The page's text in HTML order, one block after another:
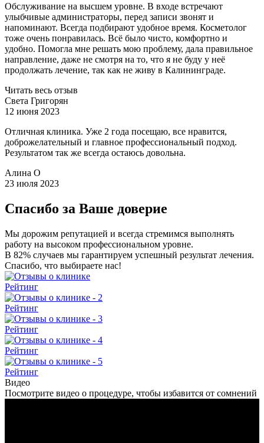
Обслуживание на высшем уровне. В входе встречают
улыбчивые администраторы, перед записи звонят и
напоминают. Всегда подбирают удобное время. Косметолог
тоже очень понравилась. Всё было чисто, комфортно и
удобно. Помогла мне решать мою проблему, дала правильное
направление, даже не смотря на то, что я не буду у неё
продолжать лечение, так как не живу в Калининграде.
Читать весь отзыв
Света Григорян
12 июня 2023
Отличная клиника. Уже 2 года посещаю, все нравится,
доброжелательный и главное профессиональный подход.
Результатом так же всегда остаюсь довольна.
​Алина О
23 июля 2023
Спасибо за Ваше доверие
Мы дорожим репутацией и всегда стремимся выполнять
работу на высоком профессиональном уровне.
В 82% случаев мы гарантируем успешный результат лечения.
Спасибо, что выбираете нас!
Рейтинг
Рейтинг
Рейтинг
Рейтинг
Рейтинг
Видео
Посмотрите видео о процедуре, чтобы избавится от сомнений